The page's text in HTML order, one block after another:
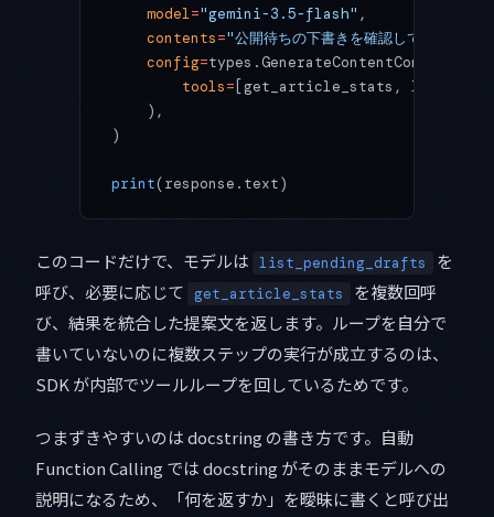
    model
="gemini-3.5-flash" ,
    contents
="公開待ちの下書きを確認して、直近の
    config
=types.GenerateContentConfig(
        tools
= [get_article_stats,
    ),
)
print(response.text)
このコードだけで、モデルは list_pending_drafts
を
呼び、必要に応じて get_article_stats
を複数回呼
び、結果を統合した提案文を返します。ループを自分で
書いていないのに複数ステップの実行が成立するのは、
SDK が内部でツールループを回しているためです。
つまずきやすいのは docstring の書き方です。自動
Function Calling では docstring がそのままモデルへの
説明になるため、「何を返すか」を曖昧に書くと呼び出